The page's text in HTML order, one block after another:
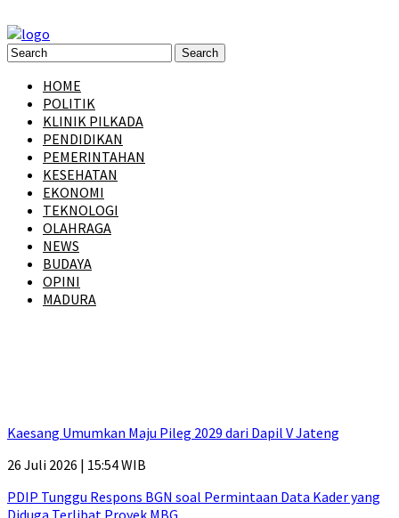
HOME
POLITIK
KLINIK PILKADA
PENDIDIKAN
PEMERINTAHAN
KESEHATAN
EKONOMI
TEKNOLOGI
OLAHRAGA
NEWS
BUDAYA
OPINI
MADURA
Kaesang Umumkan Maju Pileg 2029 dari Dapil V Jateng
26 Juli 2026 | 15:54 WIB
PDIP Tunggu Respons BGN soal Permintaan Data Kader yang
Diduga Terlibat Proyek MBG